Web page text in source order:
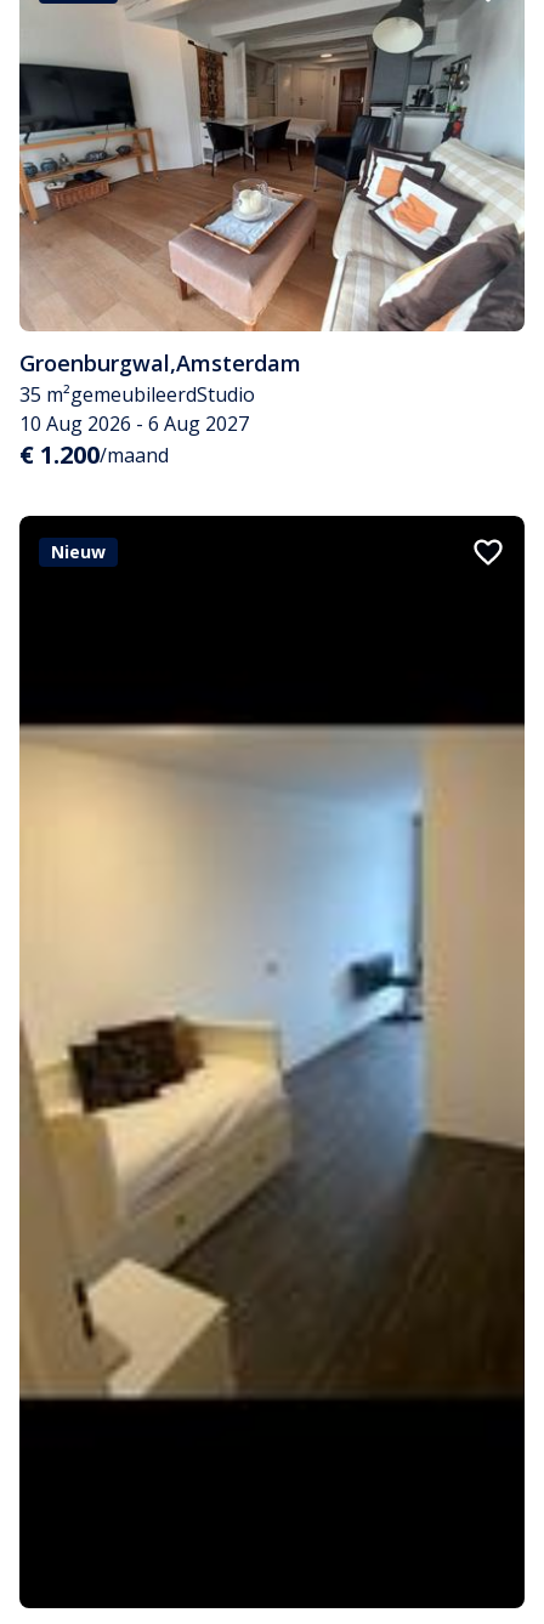
Groenburgwal,Amsterdam
35 m²gemeubileerdStudio
10 Aug 2026 - 6 Aug 2027
€ 1.200/maand
Nieuw